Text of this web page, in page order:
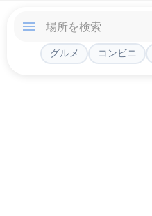
グルメ コンビニ